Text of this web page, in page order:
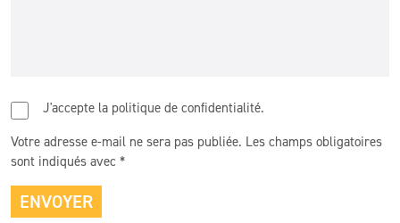
Votre adresse e-mail ne sera pas publiée. Les champs obligatoires
sont indiqués avec *
J'accepte la politique de confidentialité.